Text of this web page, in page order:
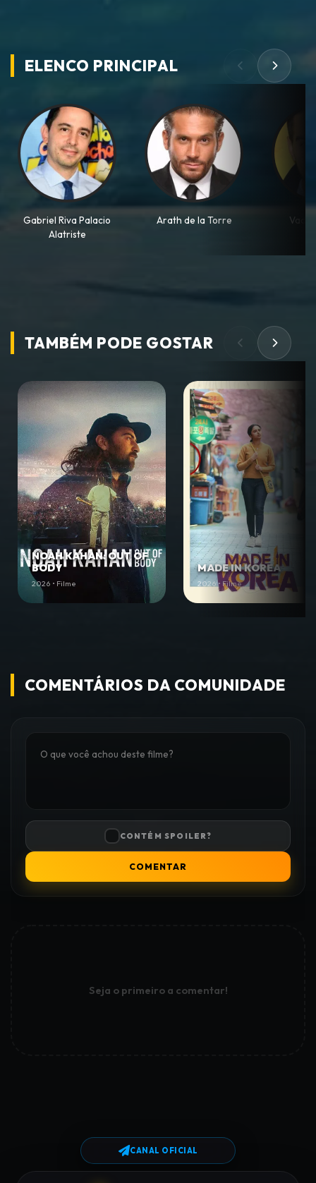
ELENCO PRINCIPAL
Gabriel Riva Palacio
Alatriste
Arath de la Torre
TAMBÉM PODE GOSTAR
NOAH KAHAN: OUT OF
BODY
2026 • Filme
MADE IN KOREA
2026 • Filme
COMENTÁRIOS DA COMUNIDADE
CONTÉM SPOILER?
COMENTAR
Seja o primeiro a comentar!
CANAL OFICIAL